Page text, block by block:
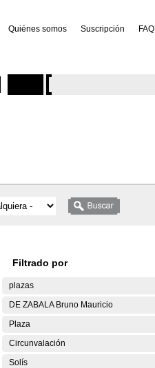
Quiénes somos Suscripción FAQ
Filtrado por
plazas
DE ZABALA Bruno Mauricio
Plaza
Circunvalación
Solís